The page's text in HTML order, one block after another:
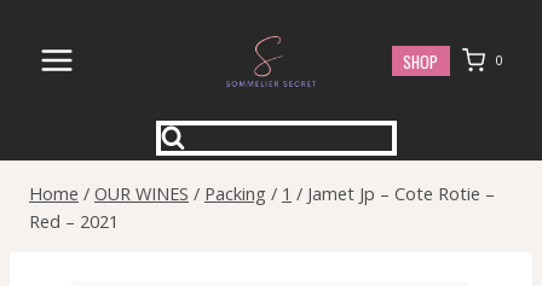
content
SHOP 0
Home / OUR WINES / Packing / 1 / Jamet Jp – Cote Rotie –
Red – 2021